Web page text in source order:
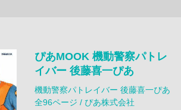
ぴあMOOK 機動警察パトレ
イバー 後藤喜一ぴあ
機動警察パトレイバー 後藤喜一ぴあ
全96ページ / ぴあ株式会社